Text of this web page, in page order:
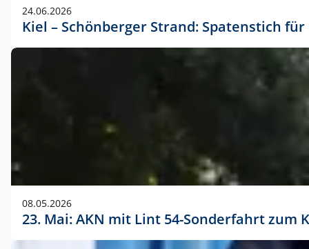
24.06.2026
Kiel – Schönberger Strand: Spatenstich
08.05.2026
23. Mai: AKN mit Lint 54-Sonderfahrt